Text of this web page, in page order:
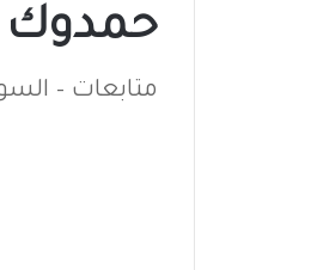
حمدوك
متابعات –